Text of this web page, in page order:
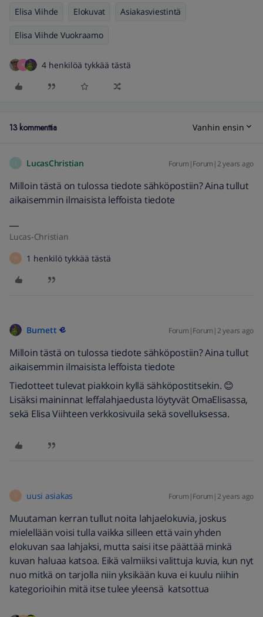
Elisa Viihde Elokuvat Asiakasviestintä
Elisa Viihde Vuokraamo
K 4 henkilöä tykkää tästä
13 kommenttia Vanhin ensin
L LucasChristian Forum|Forum|2 years ago
Milloin tästä on tulossa tiedote sähköpostiin? Aina tullut
aikaisemmin ilmaisista leffoista tiedote
Lucas-Christian
H 1 henkilö tykkää tästä
Burnett Forum|Forum|2 years ago
Milloin tästä on tulossa tiedote sähköpostiin? Aina tullut
aikaisemmin ilmaisista leffoista tiedote
Tiedotteet tulevat piakkoin kyllä sähköpostitsekin. 😊
Lisäksi maininnat leffalahjaedusta löytyvät OmaElisassa,
sekä Elisa Viihteen verkkosivuila sekä sovelluksessa.
U uusi asiakas Forum|Forum|2 years ago
Muutaman kerran tullut noita lahjaelokuvia, joskus
mielellään voisi tulla vaikka silleen että vain yhden
elokuvan saa lahjaksi, mutta saisi itse päättää minkä
kuvan haluaa katsoa. Eikä valmiiksi valittuja kuvia, kun nyt
nuo mitkä on tarjolla niin yksikään kuva ei kuulu niihin
kategorioihin mitä itse tulee yleensä katsottua